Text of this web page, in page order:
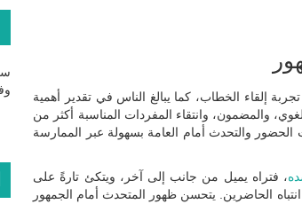
إلقاء الخطاب، كما يبالغ الناس في تقدير أهمية
والمضمون، وانتقاء المفردات المناسبة أكثر من
والتحدث أمام العامة بسهولة عبر الممارسة
، فتراه يميل من جانب إلى آخر، ويتكئ تارةً على
الحاضرين. يتحسن ظهور المتحدث أمام الجمهور